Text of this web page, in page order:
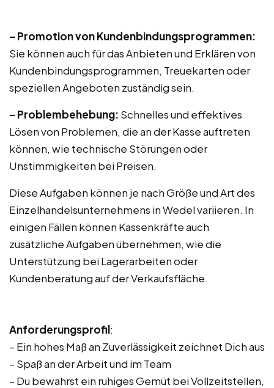
– Promotion von Kundenbindungsprogrammen:
Sie können auch für das Anbieten und Erklären von
Kundenbindungsprogrammen, Treuekarten oder
speziellen Angeboten zuständig sein.
– Problembehebung: Schnelles und effektives
Lösen von Problemen, die an der Kasse auftreten
können, wie technische Störungen oder
Unstimmigkeiten bei Preisen.
Diese Aufgaben können je nach Größe und Art des
Einzelhandelsunternehmens in Wedel variieren. In
einigen Fällen können Kassenkräfte auch
zusätzliche Aufgaben übernehmen, wie die
Unterstützung bei Lagerarbeiten oder
Kundenberatung auf der Verkaufsfläche.
Anforderungsprofil:
– Ein hohes Maß an Zuverlässigkeit zeichnet Dich aus
– Spaß an der Arbeit und im Team
– Du bewahrst ein ruhiges Gemüt bei Vollzeitstellen,